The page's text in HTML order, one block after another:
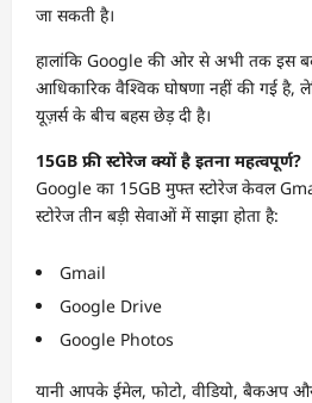
जा सकती है।
हालांकि Google की ओर से अभी तक इस
आधिकारिक वैश्विक घोषणा नहीं की गई है,
यूज़र्स के बीच बहस छेड़ दी है।
15GB फ्री स्टोरेज क्यों है इतना महत्वपूर्ण?
Google का 15GB मुफ्त स्टोरेज केवल
स्टोरेज तीन बड़ी सेवाओं में साझा होता है:
Gmail
Google Drive
Google Photos
यानी आपके ईमेल, फोटो, वीडियो, बैकअप